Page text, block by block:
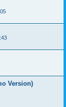
Version)